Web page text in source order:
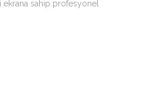
ekrana sahip profesyonel